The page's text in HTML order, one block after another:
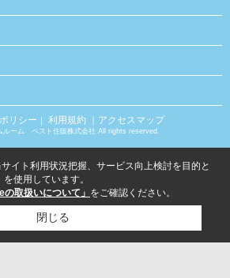
リシー 利用規約 ｜アクセスマップ
ルーム ベスト住販株式会社 All rights reserved.
イト利用状況把握、サービス向上検討を目的と
使用しています。
の取扱いについて」 をご確認ください。
閉じる